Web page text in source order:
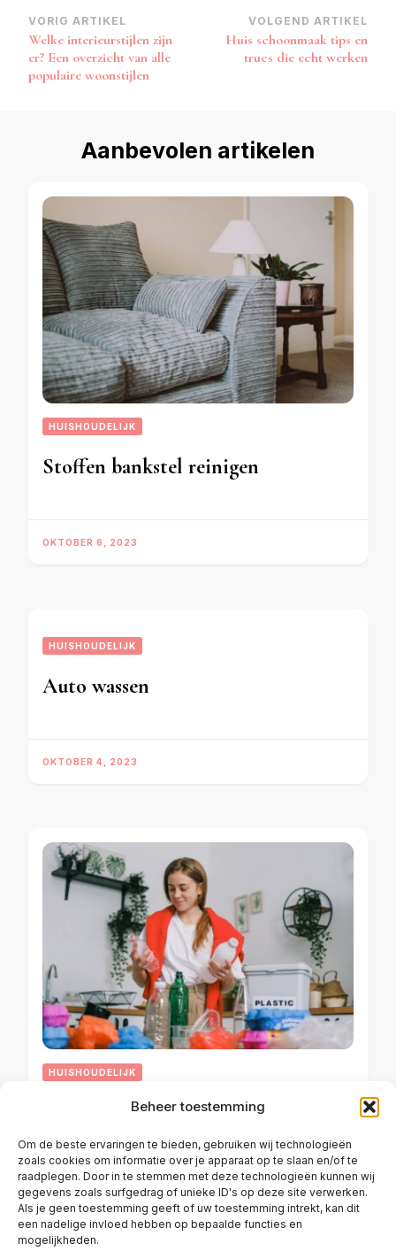
Beheer toestemming
Om de beste ervaringen te bieden, gebruiken wij technologieën
zoals cookies om informatie over je apparaat op te slaan en/of te
raadplegen. Door in te stemmen met deze technologieën kunnen wij
gegevens zoals surfgedrag of unieke ID's op deze site verwerken.
Als je geen toestemming geeft of uw toestemming intrekt, kan dit
een nadelige invloed hebben op bepaalde functies en
mogelijkheden.
Bericht
navigatie
VORIG ARTIKEL
Welke interieurstijlen zijn
er? Een overzicht van alle
populaire woonstijlen
VOLGEND ARTIKEL
Huis schoonmaak tips en
trucs die echt werken
Aanbevolen artikelen
HUISHOUDELIJK
Stoffen bankstel reinigen
OKTOBER 6, 2023
HUISHOUDELIJK
Auto wassen
OKTOBER 4, 2023
HUISHOUDELIJK
Hoe kom je van maden af in huis?
FEBRUARI 6, 2025